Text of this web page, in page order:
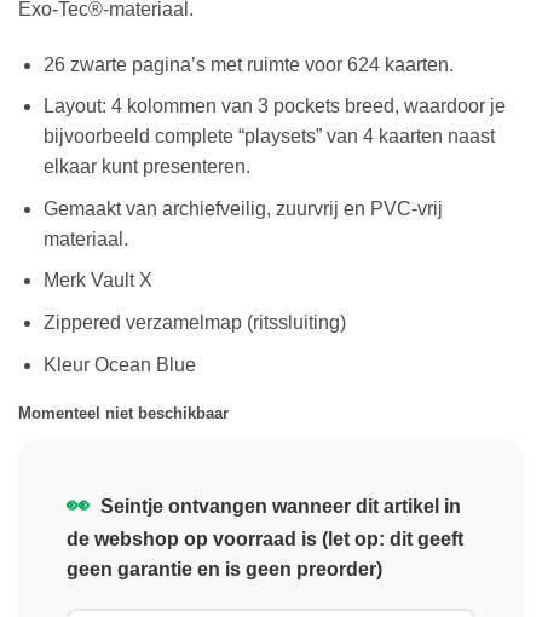
Exo-Tec®-materiaal.
26 zwarte pagina’s met ruimte voor 624 kaarten.
Layout: 4 kolommen van 3 pockets breed, waardoor je
bijvoorbeeld complete “playsets” van 4 kaarten naast
elkaar kunt presenteren.
Gemaakt van archiefveilig, zuurvrij en PVC-vrij
materiaal.
Merk Vault X
Zippered verzamelmap (ritssluiting)
Kleur Ocean Blue
Momenteel niet beschikbaar
👀 Seintje ontvangen wanneer dit artikel in
de webshop op voorraad is (let op: dit geeft
geen garantie en is geen preorder)